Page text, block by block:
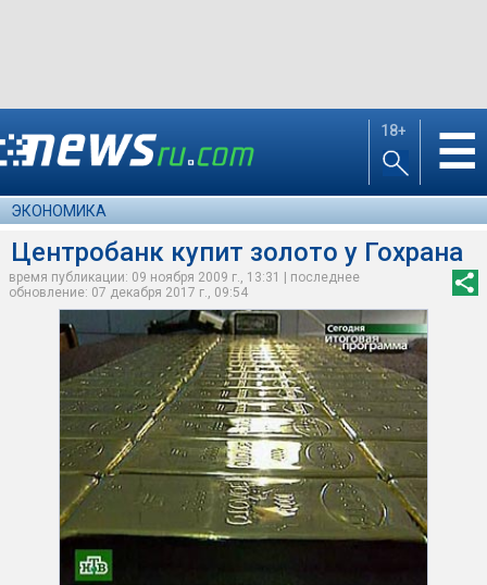
18+ ☰
ЭКОНОМИКА
Центробанк купит золото у Гохрана
время публикации: 09 ноября 2009 г., 13:31 | последнее
обновление: 07 декабря 2017 г., 09:54